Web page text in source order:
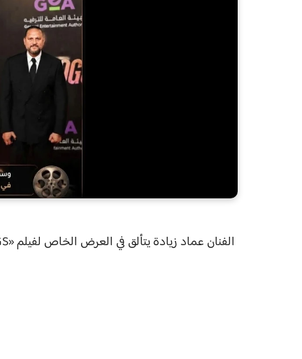
الفنان عماد زيادة يتألق في العرض الخاص لفيلم «7DOGS» بحضور عمرو دياب وتركي آل الشيخ